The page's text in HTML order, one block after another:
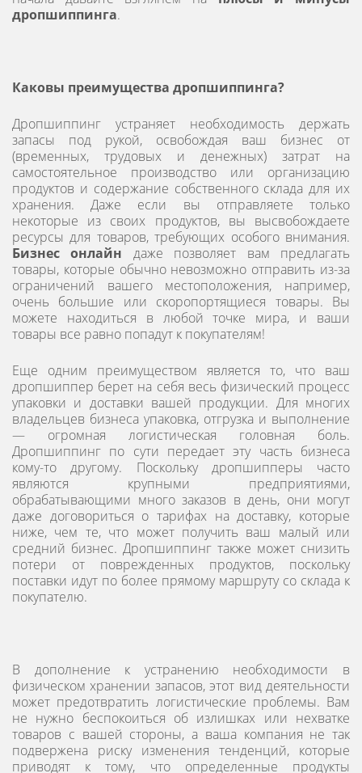
дропшиппинга.
Каковы преимущества дропшиппинга?
Дропшиппинг устраняет необходимость держать
запасы под рукой, освобождая ваш бизнес от
(временных, трудовых и денежных) затрат на
самостоятельное производство или организацию
продуктов и содержание собственного склада для их
хранения. Даже если вы отправляете только
некоторые из своих продуктов, вы высвобождаете
ресурсы для товаров, требующих особого внимания.
Бизнес онлайн даже позволяет вам предлагать
товары, которые обычно невозможно отправить из-за
ограничений вашего местоположения, например,
очень большие или скоропортящиеся товары. Вы
можете находиться в любой точке мира, и ваши
товары все равно попадут к покупателям!
Еще одним преимуществом является то, что ваш
дропшиппер берет на себя весь физический процесс
упаковки и доставки вашей продукции. Для многих
владельцев бизнеса упаковка, отгрузка и выполнение
— огромная логистическая головная боль.
Дропшиппинг по сути передает эту часть бизнеса
кому-то другому. Поскольку дропшипперы часто
являются крупными предприятиями,
обрабатывающими много заказов в день, они могут
даже договориться о тарифах на доставку, которые
ниже, чем те, что может получить ваш малый или
средний бизнес. Дропшиппинг также может снизить
потери от поврежденных продуктов, поскольку
поставки идут по более прямому маршруту со склада к
покупателю.
В дополнение к устранению необходимости в
физическом хранении запасов, этот вид деятельности
может предотвратить логистические проблемы. Вам
не нужно беспокоиться об излишках или нехватке
товаров с вашей стороны, а ваша компания не так
подвержена риску изменения тенденций, которые
приводят к тому, что определенные продукты